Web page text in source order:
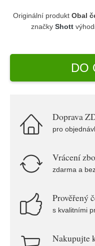
Originální produkt Obal
značky Shott
DO
Doprava
pro
Vrácení
zdarma a
Prověřený
s kvalitními
Nakupujte